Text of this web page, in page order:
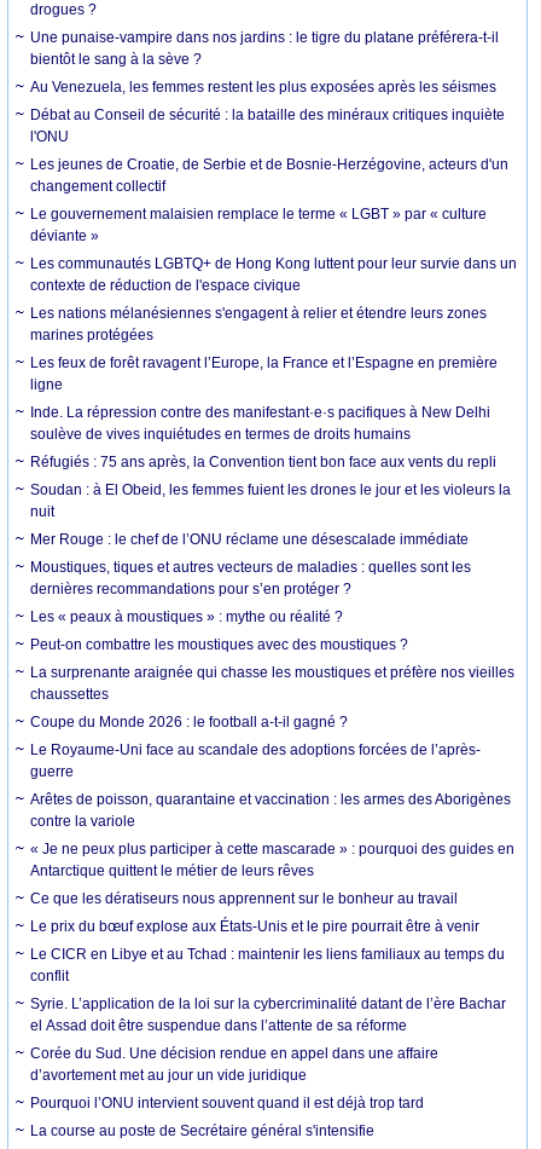
drogues ?
Une punaise-vampire dans nos jardins : le tigre du platane préférera-t-il
bientôt le sang à la sève ?
Au Venezuela, les femmes restent les plus exposées après les séismes
Débat au Conseil de sécurité : la bataille des minéraux critiques inquiète
l'ONU
Les jeunes de Croatie, de Serbie et de Bosnie-Herzégovine, acteurs d'un
changement collectif
Le gouvernement malaisien remplace le terme « LGBT » par « culture
déviante »
Les communautés LGBTQ+ de Hong Kong luttent pour leur survie dans un
contexte de réduction de l'espace civique
Les nations mélanésiennes s'engagent à relier et étendre leurs zones
marines protégées
Les feux de forêt ravagent l’Europe, la France et l’Espagne en première
ligne
Inde. La répression contre des manifestant·e·s pacifiques à New Delhi
soulève de vives inquiétudes en termes de droits humains
Réfugiés : 75 ans après, la Convention tient bon face aux vents du repli
Soudan : à El Obeid, les femmes fuient les drones le jour et les violeurs la
nuit
Mer Rouge : le chef de l’ONU réclame une désescalade immédiate
Moustiques, tiques et autres vecteurs de maladies : quelles sont les
dernières recommandations pour s’en protéger ?
Les « peaux à moustiques » : mythe ou réalité ?
Peut-on combattre les moustiques avec des moustiques ?
La surprenante araignée qui chasse les moustiques et préfère nos vieilles
chaussettes
Coupe du Monde 2026 : le football a-t-il gagné ?
Le Royaume-Uni face au scandale des adoptions forcées de l’après-
guerre
Arêtes de poisson, quarantaine et vaccination : les armes des Aborigènes
contre la variole
« Je ne peux plus participer à cette mascarade » : pourquoi des guides en
Antarctique quittent le métier de leurs rêves
Ce que les dératiseurs nous apprennent sur le bonheur au travail
Le prix du bœuf explose aux États-Unis et le pire pourrait être à venir
Le CICR en Libye et au Tchad : maintenir les liens familiaux au temps du
conflit
Syrie. L’application de la loi sur la cybercriminalité datant de l’ère Bachar
el Assad doit être suspendue dans l’attente de sa réforme
Corée du Sud. Une décision rendue en appel dans une affaire
d’avortement met au jour un vide juridique
Pourquoi l’ONU intervient souvent quand il est déjà trop tard
La course au poste de Secrétaire général s'intensifie